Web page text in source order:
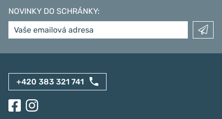
NOVINKY DO SCHRÁNKY:
+420 383 321 741